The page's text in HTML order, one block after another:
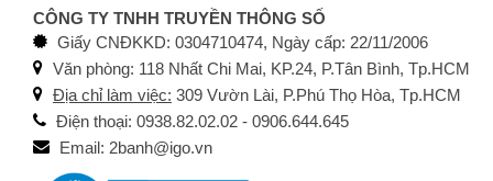
CÔNG TY TNHH TRUYỀN THÔNG SỐ
Giấy CNĐKKD: 0304710474, Ngày cấp: 22/11/2006
Văn phòng: 118 Nhất Chi Mai, KP.24, P.Tân Bình, Tp.HCM
Địa chỉ làm việc: 309 Vườn Lài, P.Phú Thọ Hòa, Tp.HCM
Điện thoại: 0938.82.02.02 - 0906.644.645
Email: 2banh@igo.vn